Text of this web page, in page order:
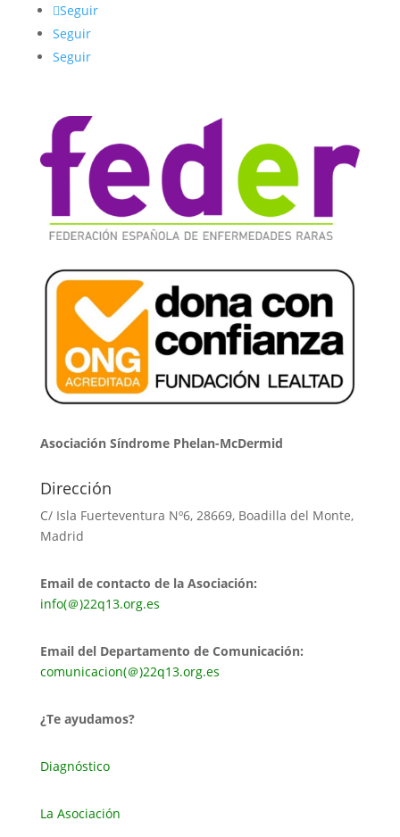
Seguir
Seguir
Seguir
Asociación Síndrome Phelan-McDermid
Dirección
C/ Isla Fuerteventura Nº6, 28669, Boadilla del Monte,
Madrid
Email de contacto de la Asociación:
info(＠)22q13.org.es
Email del Departamento de Comunicación:
comunicacion(＠)22q13.org.es
¿Te ayudamos?
Diagnóstico
La Asociación